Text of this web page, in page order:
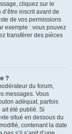
cliquez sur le
inscrit avant de
de vos permissions
exemple : vous pouvez
transférer des pièces
?
du forum,
messages. Vous
adéquat, parfois
été publié. Si
situé en dessous du
contenant la date